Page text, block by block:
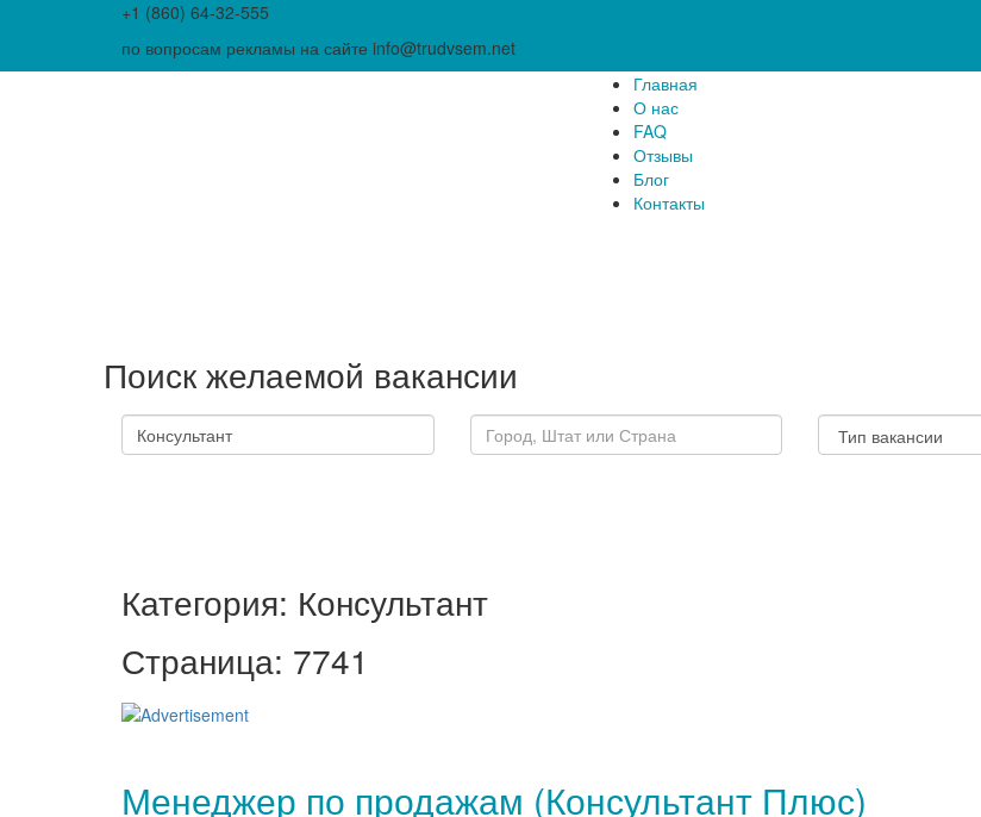
+1 (860) 64-32-555
по вопросам рекламы на сайте info@trudvsem.net
Главная
О нас
FAQ
Отзывы
Блог
Контакты
Поиск желаемой вакансии
Категория: Консультант
Страница: 7741
Менеджер по продажам (Консультант Плюс)